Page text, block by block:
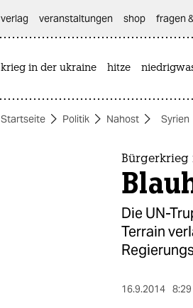
themen
verlag
veranstaltungen shop fragen
krieg in der ukraine hitze
Startseite Politik Nahost Syrien
Bürgerkrieg
Die UN-
Terrain
16.9.2014